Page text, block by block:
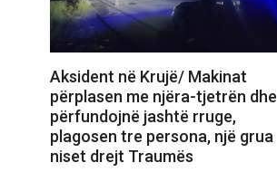
Aksident në Krujë/ Makinat
përplasen me njëra-tjetrën dhe
përfundojnë jashtë rruge,
plagosen tre persona, një grua
niset drejt Traumës